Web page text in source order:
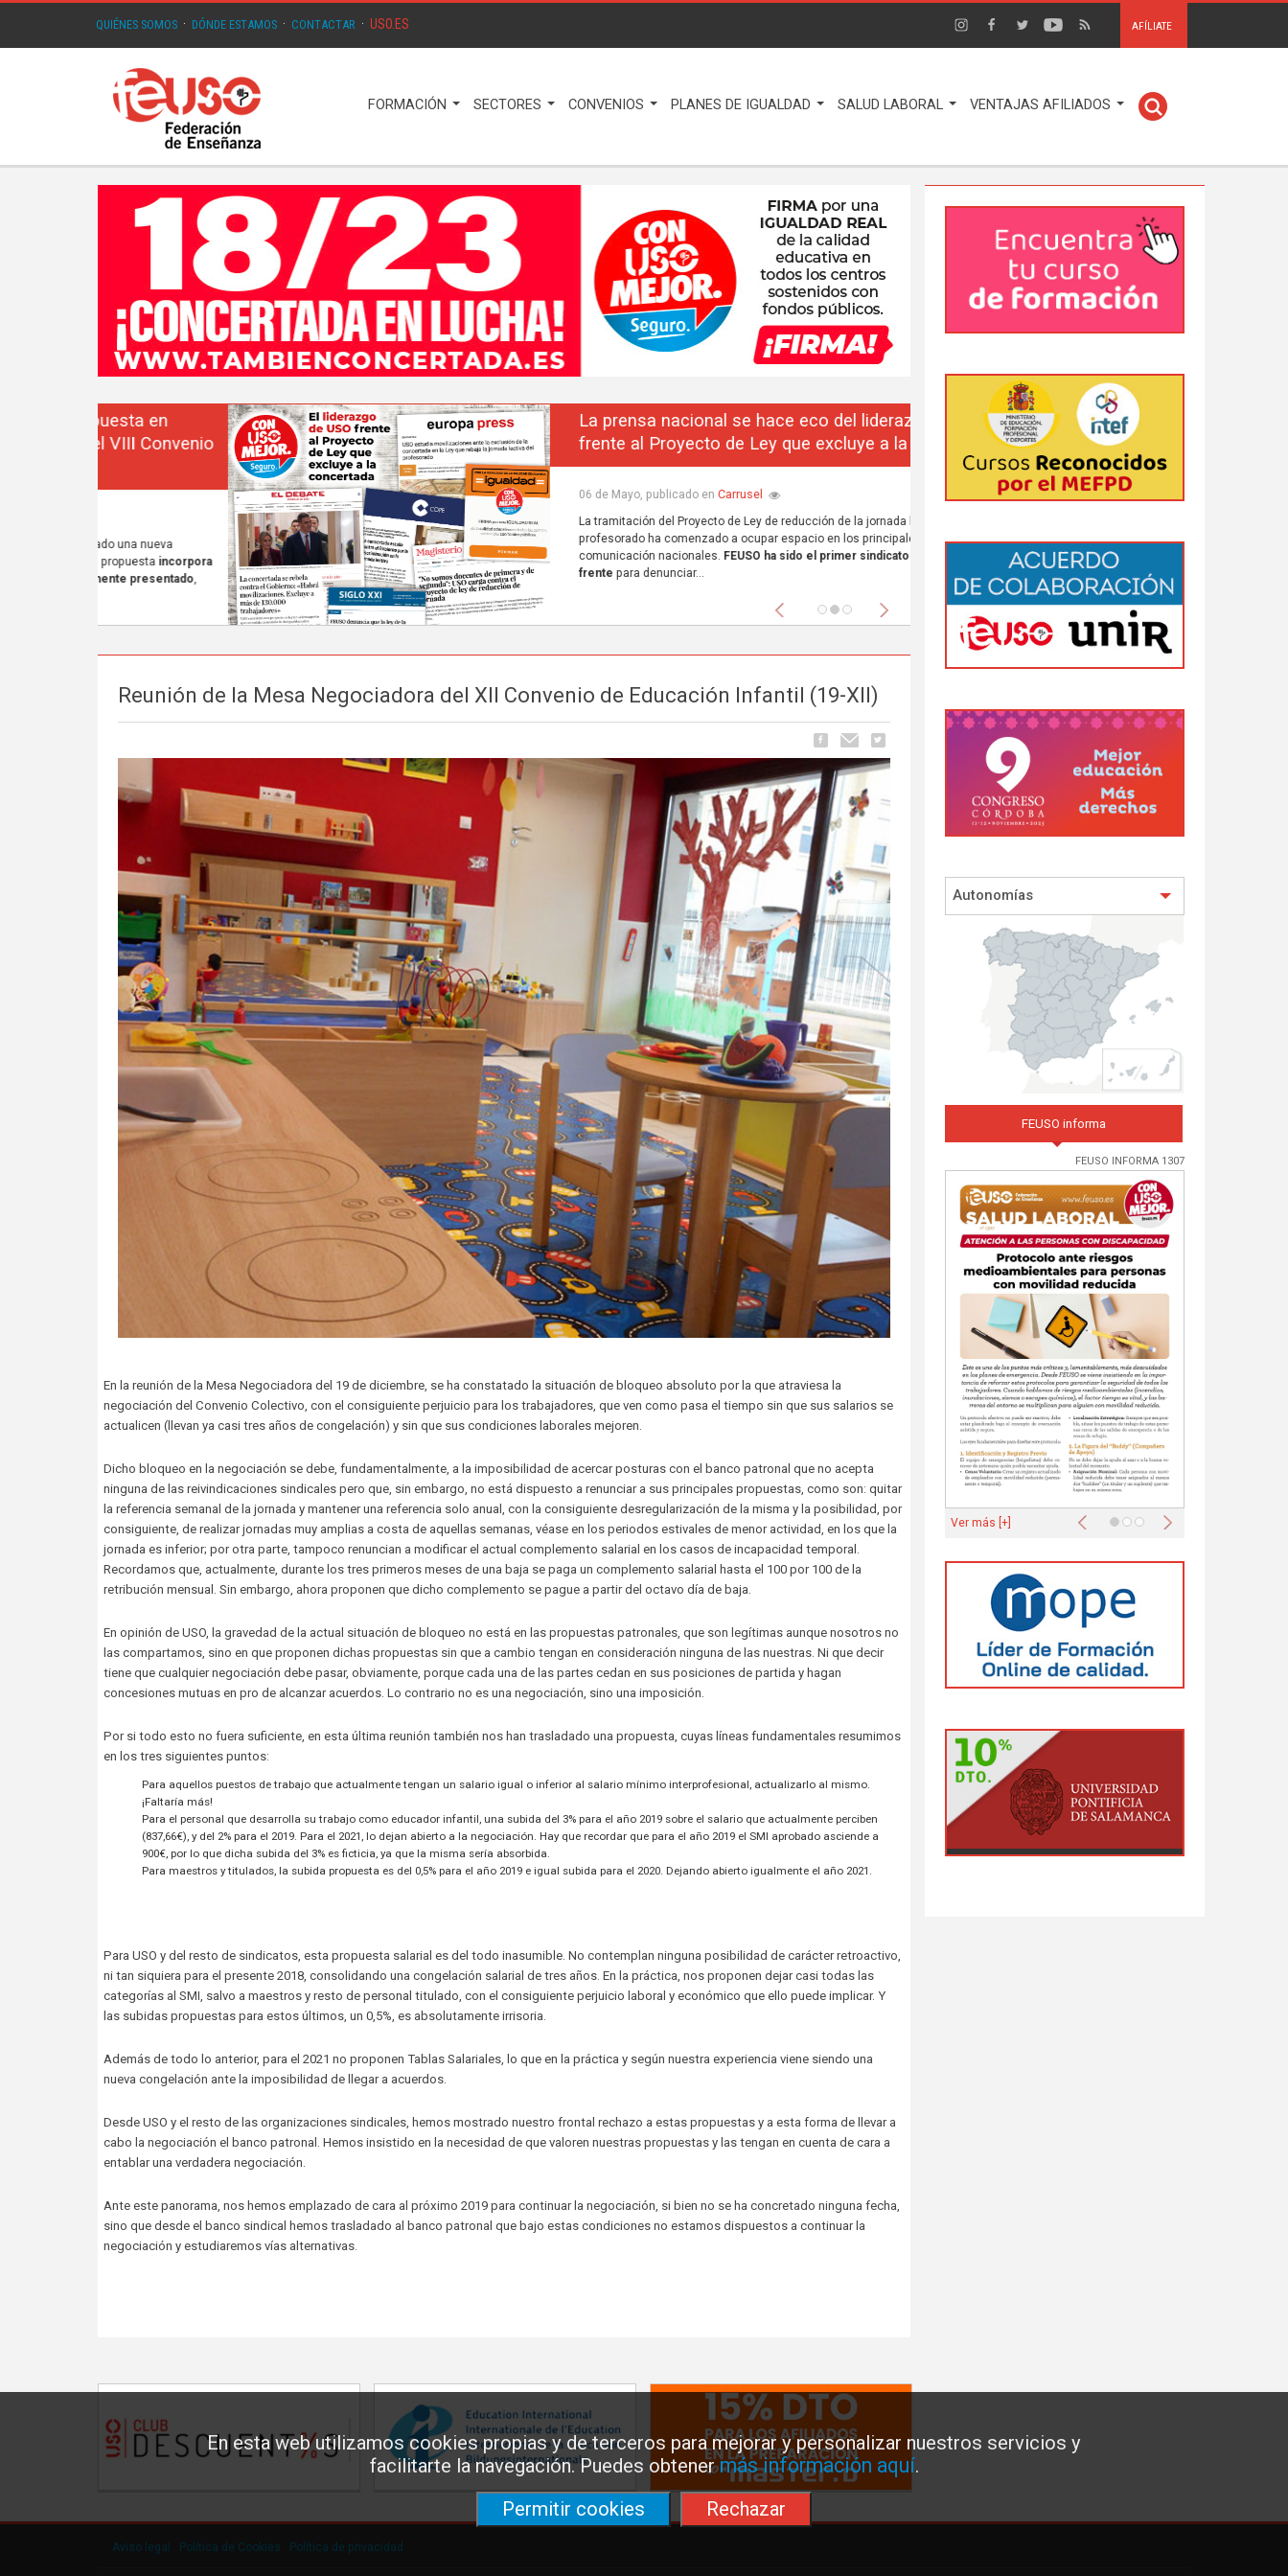
En esta web utilizamos cookies propias y de terceros para mejorar y personalizar nuestros servicios y
facilitarte la navegación. Puedes obtenermás información aquí.
Permitir cookies
Rechazar
QUIÉNES SOMOS · DÓNDE ESTAMOS · CONTACTAR · USO.ES AFÍLIATE
FORMACIÓN SECTORES CONVENIOS PLANES DE IGUALDAD SALUD LABORAL VENTAJAS AFILIADOS
La prensa nacional se hace eco del liderazgo de FEUSO
frente al Proyecto de Ley que excluye a la concertada
06 de Mayo, publicado enCarrusel
La tramitación del Proyecto de Ley de reducción de la jornada lectiva del
profesorado ha comenzado a ocupar espacio en los principales medios de
comunicación nacionales.FEUSO ha sido el primer sindicato en dar un paso al
frentepara denunciar...
Anterior Siguiente
Reunión de la Mesa Negociadora del XII Convenio de Educación Infantil (19-XII)
En la reunión de la Mesa Negociadora del 19 de diciembre, se ha constatado la situación de bloqueo absoluto por la que atraviesa la
negociación del Convenio Colectivo, con el consiguiente perjuicio para los trabajadores, que ven como pasa el tiempo sin que sus salarios se
actualicen (llevan ya casi tres años de congelación) y sin que sus condiciones laborales mejoren.
Dicho bloqueo en la negociación se debe, fundamentalmente, a la imposibilidad de acercar posturas con el banco patronal que no acepta
ninguna de las reivindicaciones sindicales pero que, sin embargo, no está dispuesto a renunciar a sus principales propuestas, como son: quitar
la referencia semanal de la jornada y mantener una referencia solo anual, con la consiguiente desregularización de la misma y la posibilidad, por
consiguiente, de realizar jornadas muy amplias a costa de aquellas semanas, véase en los periodos estivales de menor actividad, en los que la
jornada es inferior; por otra parte, tampoco renuncian a modificar el actual complemento salarial en los casos de incapacidad temporal.
Recordamos que, actualmente, durante los tres primeros meses de una baja se paga un complemento salarial hasta el 100 por 100 de la
retribución mensual. Sin embargo, ahora proponen que dicho complemento se pague a partir del octavo día de baja.
En opinión de USO, la gravedad de la actual situación de bloqueo no está en las propuestas patronales, que son legítimas aunque nosotros no
las compartamos, sino en que proponen dichas propuestas sin que a cambio tengan en consideración ninguna de las nuestras. Ni que decir
tiene que cualquier negociación debe pasar, obviamente, porque cada una de las partes cedan en sus posiciones de partida y hagan
concesiones mutuas en pro de alcanzar acuerdos. Lo contrario no es una negociación, sino una imposición.
Por si todo esto no fuera suficiente, en esta última reunión también nos han trasladado una propuesta, cuyas líneas fundamentales resumimos
en los tres siguientes puntos:
Para aquellos puestos de trabajo que actualmente tengan un salario igual o inferior al salario mínimo interprofesional, actualizarlo al mismo.
¡Faltaría más!
Para el personal que desarrolla su trabajo como educador infantil, una subida del 3% para el año 2019 sobre el salario que actualmente perciben
(837,66€), y del 2% para el 2019. Para el 2021, lo dejan abierto a la negociación. Hay que recordar que para el año 2019 el SMI aprobado asciende a
900€, por lo que dicha subida del 3% es ficticia, ya que la misma sería absorbida.
Para maestros y titulados, la subida propuesta es del 0,5% para el año 2019 e igual subida para el 2020. Dejando abierto igualmente el año 2021.
Para USO y del resto de sindicatos, esta propuesta salarial es del todo inasumible. No contemplan ninguna posibilidad de carácter retroactivo,
ni tan siquiera para el presente 2018, consolidando una congelación salarial de tres años. En la práctica, nos proponen dejar casi todas las
categorías al SMI, salvo a maestros y resto de personal titulado, con el consiguiente perjuicio laboral y económico que ello puede implicar. Y
las subidas propuestas para estos últimos, un 0,5%, es absolutamente irrisoria.
Además de todo lo anterior, para el 2021 no proponen Tablas Salariales, lo que en la práctica y según nuestra experiencia viene siendo una
nueva congelación ante la imposibilidad de llegar a acuerdos.
Desde USO y el resto de las organizaciones sindicales, hemos mostrado nuestro frontal rechazo a estas propuestas y a esta forma de llevar a
cabo la negociación el banco patronal. Hemos insistido en la necesidad de que valoren nuestras propuestas y las tengan en cuenta de cara a
entablar una verdadera negociación.
Ante este panorama, nos hemos emplazado de cara al próximo 2019 para continuar la negociación, si bien no se ha concretado ninguna fecha,
sino que desde el banco sindical hemos trasladado al banco patronal que bajo estas condiciones no estamos dispuestos a continuar la
negociación y estudiaremos vías alternativas.
Autonomías
FEUSO informa
FEUSO INFORMA 1307
Anterior Siguiente
Ver más [+]
Aviso legal Política de Cookies Política de privacidad